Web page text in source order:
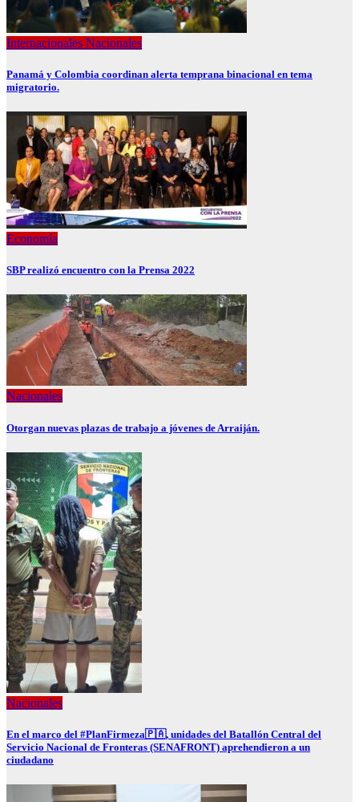
Internacionales Nacionales
Panamá y Colombia coordinan alerta temprana binacional en tema
migratorio.
Economía
SBP realizó encuentro con la Prensa 2022
Nacionales
Otorgan nuevas plazas de trabajo a jóvenes de Arraiján.
Nacionales
En el marco del #PlanFirmeza🇵🇦, unidades del Batallón Central del
Servicio Nacional de Fronteras (SENAFRONT) aprehendieron a un
ciudadano